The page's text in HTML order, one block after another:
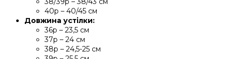
40р – 40/45 см
Довжина устілки:
36р – 23,5 см
37р – 24 см
38р – 24,5-25 см